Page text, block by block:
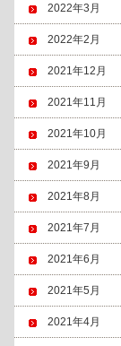
2022年3月
2022年2月
2021年12月
2021年11月
2021年10月
2021年9月
2021年8月
2021年7月
2021年6月
2021年5月
2021年4月